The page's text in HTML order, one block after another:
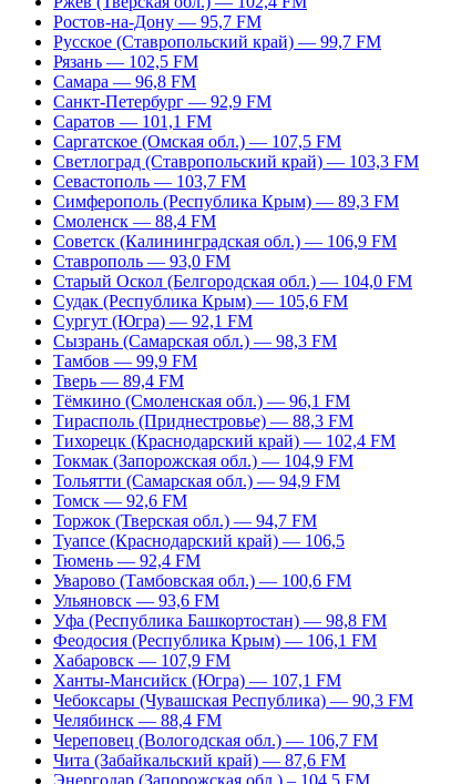
Ростов-на-Дону — 95,7 FM
Русское (Ставропольский край) — 99,7 FM
Рязань — 102,5 FM
Самара — 96,8 FM
Санкт-Петербург — 92,9 FM
Саратов — 101,1 FM
Саргатское (Омская обл.) — 107,5 FM
Светлоград (Ставропольский край) — 103,3 FM
Севастополь — 103,7 FM
Симферополь (Республика Крым) — 89,3 FM
Смоленск — 88,4 FM
Советск (Калининградская обл.) — 106,9 FM
Ставрополь — 93,0 FM
Старый Оскол (Белгородская обл.) — 104,0 FM
Судак (Республика Крым) — 105,6 FM
Сургут (Югра) — 92,1 FM
Сызрань (Самарская обл.) — 98,3 FM
Тамбов — 99,9 FM
Тверь — 89,4 FM
Тёмкино (Смоленская обл.) — 96,1 FM
Тирасполь (Приднестровье) — 88,3 FM
Тихорецк (Краснодарский край) — 102,4 FM
Токмак (Запорожская обл.) — 104,9 FM
Тольятти (Самарская обл.) — 94,9 FM
Томск — 92,6 FM
Торжок (Тверская обл.) — 94,7 FM
Туапсе (Краснодарский край) — 106,5
Тюмень — 92,4 FM
Уварово (Тамбовская обл.) — 100,6 FM
Ульяновск — 93,6 FM
Уфа (Республика Башкортостан) — 98,8 FM
Феодосия (Республика Крым) — 106,1 FM
Хабаровск — 107,9 FM
Ханты-Мансийск (Югра) — 107,1 FM
Чебоксары (Чувашская Республика) — 90,3 FM
Челябинск — 88,4 FM
Череповец (Вологодская обл.) — 106,7 FM
Чита (Забайкальский край) — 87,6 FM
Энергодар (Запорожская обл.) – 104,5 FM